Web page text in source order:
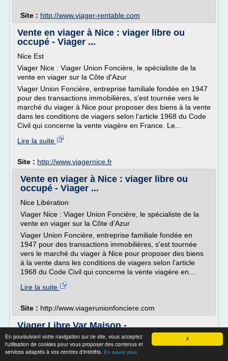
X
En poursuivant votre navigation sur ce site, vous acceptez
l'utilisation de cookies pour vous proposer des contenus et
services adaptés à vos centres d'intérêts. En savoir plus
Site : http://www.viager-rentable.com
Vente en viager à Nice : viager libre ou
occupé - Viager ...
Nice Est
Viager Nice : Viager Union Foncière, le spécialiste de la
vente en viager sur la Côte d'Azur
Viager Union Foncière, entreprise familiale fondée en 1947
pour des transactions immobilières, s'est tournée vers le
marché du viager à Nice pour proposer des biens à la vente
dans les conditions de viagers selon l'article 1968 du Code
Civil qui concerne la vente viagère en France. Le...
Lire la suite
Site : http://www.viagernice.fr
Vente en viager à Nice : viager libre ou
occupé - Viager ...
Nice Libération
Viager Nice : Viager Union Foncière, le spécialiste de la
vente en viager sur la Côte d'Azur
Viager Union Foncière, entreprise familiale fondée en
1947 pour des transactions immobilières, s'est tournée
vers le marché du viager à Nice pour proposer des biens
à la vente dans les conditions de viagers selon l'article
1968 du Code Civil qui concerne la vente viagère en...
Lire la suite
Site : http://www.viagerunionfonciere.com
Viager Libre Var Maison -
sitetooor.weebly.com
Renee Costes Viager. Toutes nos annonces de vente de